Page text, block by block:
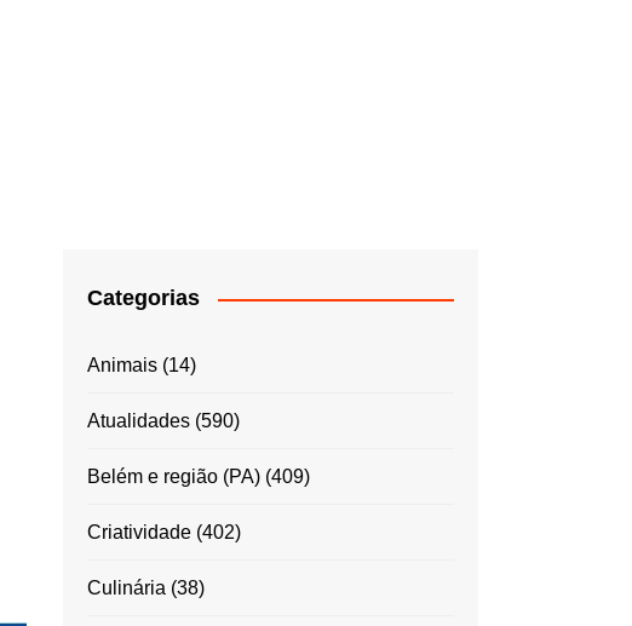
Categorias
Animais(14)
Atualidades(590)
Belém e região (PA)(409)
Criatividade(402)
Culinária (38)